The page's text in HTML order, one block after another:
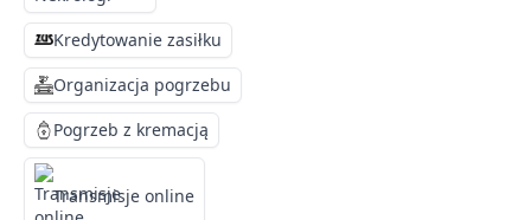
Kredytowanie zasiłku
Organizacja pogrzebu
Pogrzeb z kremacją
Transmisje online